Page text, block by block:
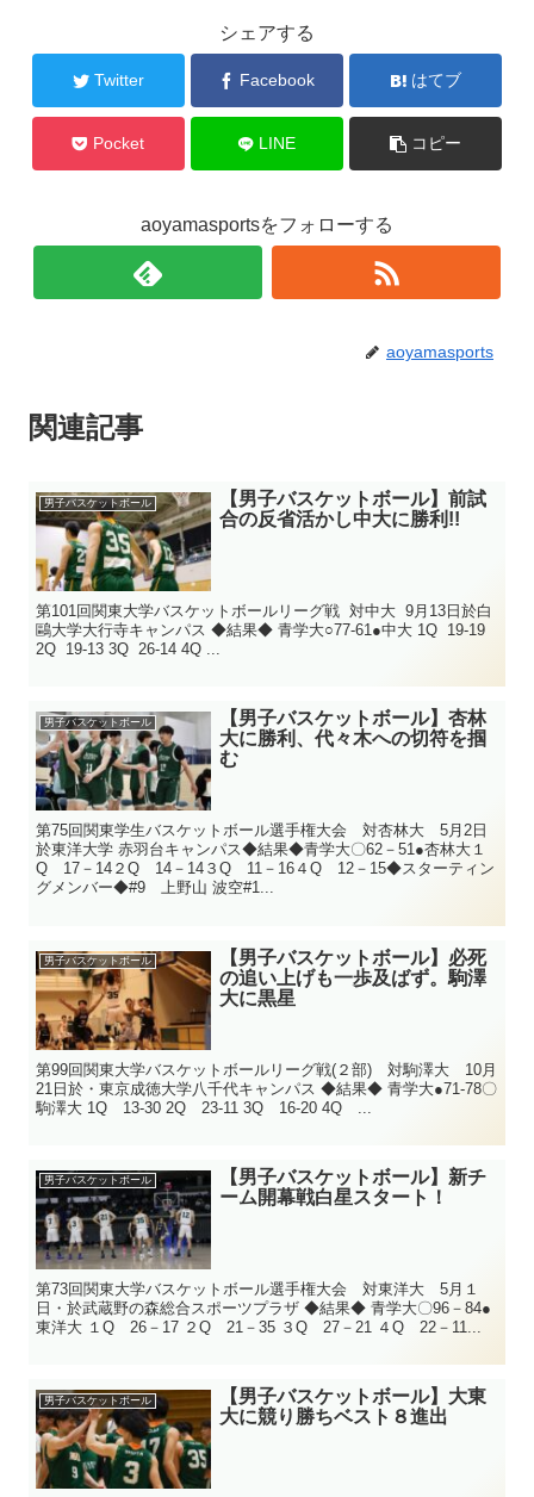
シェアする
Twitter Facebook はてブ
Pocket LINE コピー
aoyamasportsをフォローする
aoyamasports
関連記事
男子バスケットボール
【男子バスケットボール】前試
合の反省活かし中大に勝利!!
第101回関東大学バスケットボールリーグ戦 対中大 9月13日於白
鷗大学大行寺キャンパス ◆結果◆ 青学大○77-61●中大 1Q 19-19
2Q 19-13 3Q 26-14 4Q ...
男子バスケットボール
【男子バスケットボール】杏林
大に勝利、代々木への切符を掴
む
第75回関東学生バスケットボール選手権大会 対杏林大 5月2日
於東洋大学 赤羽台キャンパス◆結果◆青学大〇62－51●杏林大１
Q 17－14２Q 14－14３Q 11－16４Q 12－15◆スターティン
グメンバー◆#9 上野山 波空#1...
男子バスケットボール
【男子バスケットボール】必死
の追い上げも一歩及ばず。駒澤
大に黒星
第99回関東大学バスケットボールリーグ戦(２部) 対駒澤大 10月
21日於・東京成徳大学八千代キャンパス ◆結果◆ 青学大●71-78〇
駒澤大 1Q 13-30 2Q 23-11 3Q 16-20 4Q ...
男子バスケットボール
【男子バスケットボール】新チ
ーム開幕戦白星スタート！
第73回関東大学バスケットボール選手権大会 対東洋大 5月１
日・於武蔵野の森総合スポーツプラザ ◆結果◆ 青学大〇96－84●
東洋大 １Q 26－17 ２Q 21－35 ３Q 27－21 ４Q 22－11...
男子バスケットボール
【男子バスケットボール】大東
大に競り勝ちベスト８進出